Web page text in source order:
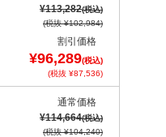
¥113,282(税込)
(税抜 ¥102,984)
割引価格
¥96,289(税込)
(税抜 ¥87,536)
通常価格
¥114,664(税込)
(税抜 ¥104,240)